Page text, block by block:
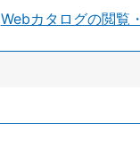
Webカタログの閲覧